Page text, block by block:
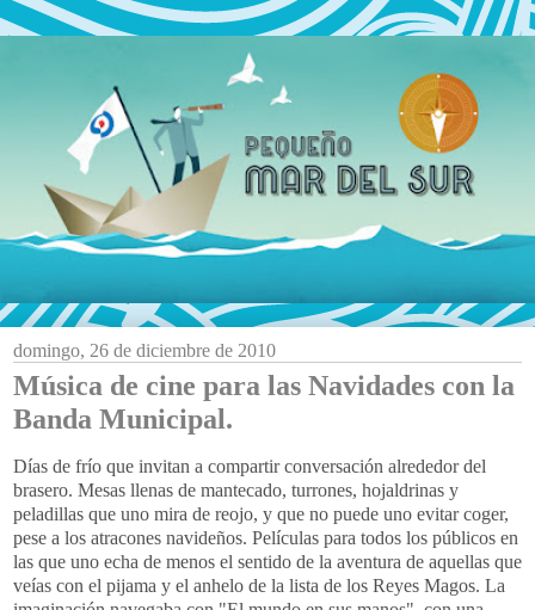
domingo, 26 de diciembre de 2010
Música de cine para las Navidades con la
Banda Municipal.
Días de frío que invitan a compartir conversación alrededor del
brasero. Mesas llenas de mantecado, turrones, hojaldrinas y
peladillas que uno mira de reojo, y que no puede uno evitar coger,
pese a los atracones navideños. Películas para todos los públicos en
las que uno echa de menos el sentido de la aventura de aquellas que
veías con el pijama y el anhelo de la lista de los Reyes Magos. La